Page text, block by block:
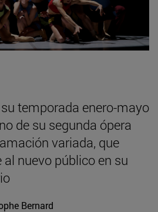
temporada enero-mayo
de su segunda ópera
variada, que
nuevo público en su
Bernard